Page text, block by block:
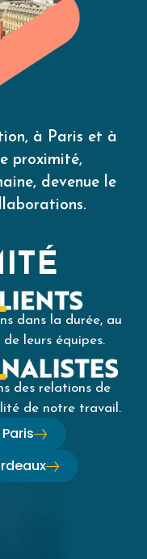
à Paris et à
proximité,
devenue le
dans la durée, au
leurs équipes.
des relations de
de notre travail.